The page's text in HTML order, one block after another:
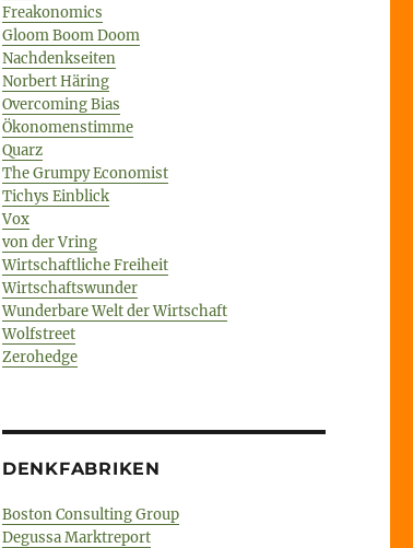
Freakonomics
Gloom Boom Doom
Nachdenkseiten
Norbert Häring
Overcoming Bias
Ökonomenstimme
Quarz
The Grumpy Economist
Tichys Einblick
Vox
von der Vring
Wirtschaftliche Freiheit
Wirtschaftswunder
Wunderbare Welt der Wirtschaft
Wolfstreet
Zerohedge
DENKFABRIKEN
Boston Consulting Group
Degussa Marktreport